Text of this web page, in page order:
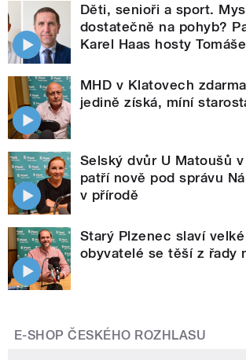
Děti, senioři a sport.
dostatečně na pohyb?
Karel Haas hosty
MHD v Klatovech
jedině získá, míní
Selský dvůr U Matoušů
patří nově pod správu
v přírodě
Starý Plzenec slaví
obyvatelé se těší z řady
E-SHOP ČESKÉHO ROZHLASU